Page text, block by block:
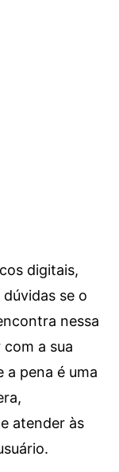
digitais,
se o
nessa
a sua
a pena é uma
atender às